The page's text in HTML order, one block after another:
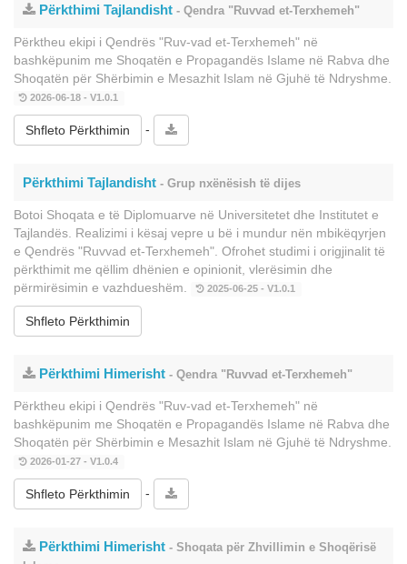
Përkthimi Tajlandisht - Qendra "Ruvvad et-Terxhemeh"
Përktheu ekipi i Qendrës "Ruv-vad et-Terxhemeh" në
bashkëpunim me Shoqatën e Propagandës Islame në Rabva dhe
Shoqatën për Shërbimin e Mesazhit Islam në Gjuhë të Ndryshme.
2026-06-18 - V1.0.1
Shfleto Përkthimin -
Përkthimi Tajlandisht - Grup nxënësish të dijes
Botoi Shoqata e të Diplomuarve në Universitetet dhe Institutet e
Tajlandës. Realizimi i kësaj vepre u bë i mundur nën mbikëqyrjen
e Qendrës "Ruvvad et-Terxhemeh". Ofrohet studimi i origjinalit të
përkthimit me qëllim dhënien e opinionit, vlerësimin dhe
përmirësimin e vazhdueshëm.
2025-06-25 - V1.0.1
Shfleto Përkthimin
Përkthimi Himerisht - Qendra "Ruvvad et-Terxhemeh"
Përktheu ekipi i Qendrës "Ruv-vad et-Terxhemeh" në
bashkëpunim me Shoqatën e Propagandës Islame në Rabva dhe
Shoqatën për Shërbimin e Mesazhit Islam në Gjuhë të Ndryshme.
2026-01-27 - V1.0.4
Shfleto Përkthimin -
Përkthimi Himerisht - Shoqata për Zhvillimin e Shoqërisë